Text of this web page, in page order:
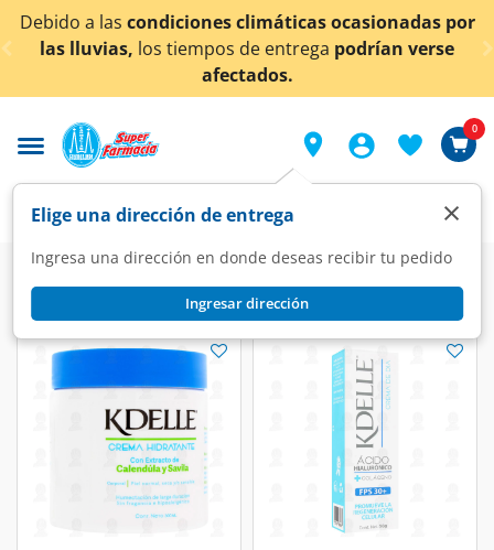
< div class="carousel-inner">
a lascondiciones climáticas ocasionadas por
lluvias,los tiempos de entregapodrían verse
afectados.
Elige una dirección de entrega
Ingresa una dirección en donde deseas recibir tu pedido
Ingresar dirección
×
0
Cremas y Bloqueadores Kdelle